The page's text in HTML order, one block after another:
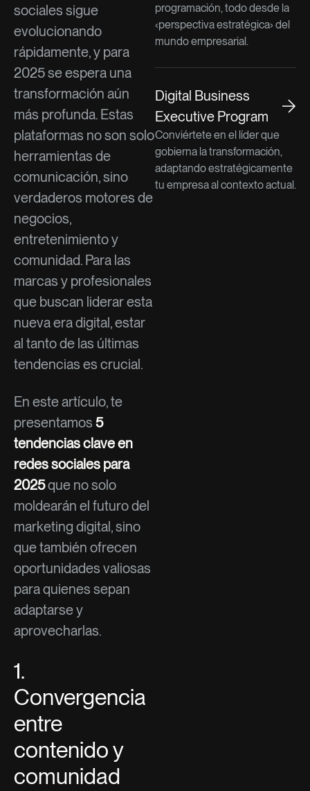
sociales sigue
evolucionando
rápidamente, y para
2025 se espera una
transformación aún
más profunda. Estas
plataformas no son solo
herramientas de
comunicación, sino
verdaderos motores de
negocios,
entretenimiento y
comunidad. Para las
marcas y profesionales
que buscan liderar esta
nueva era digital, estar
al tanto de las últimas
tendencias es crucial.
En este artículo, te
presentamos 5
tendencias clave en
redes sociales para
2025que no solo
moldearán el futuro del
marketing digital, sino
que también ofrecen
oportunidades valiosas
para quienes sepan
adaptarse y
aprovecharlas.
1.
Convergencia
entre
contenido y
comunidad
programación, todo desde la
‹perspectiva estratégica› del
mundo empresarial.
Digital Business
Executive Program
Conviértete en el líder que
gobierna la transformación,
adaptando estratégicamente
tu empresa al contexto actual.